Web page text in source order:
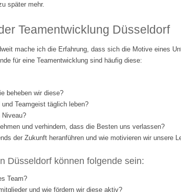
später mehr.
Teamentwicklung Düsseldorf
mache ich die Erfahrung, dass sich die Motive eines
für eine Teamentwicklung sind häufig diese:
beheben wir diese?
Teamgeist täglich leben?
Niveau?
und verhindern, dass die Besten uns verlassen?
der Zukunft heranführen und wie motivieren wir unsere
Düsseldorf können folgende sein:
Team?
und wie fördern wir diese aktiv?